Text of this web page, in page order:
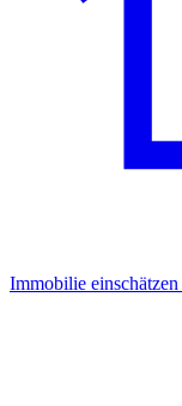
Immobilie einschätzen